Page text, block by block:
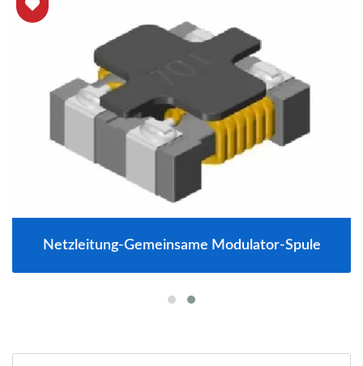
Netzleitung-Gemeinsame Modulator-Spule